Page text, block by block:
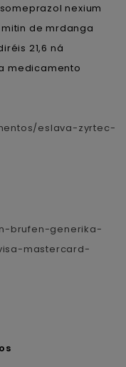
nexium
de mrdanga
21,6 ná
medicamento
eslava-zyrtec-
brufen-generika-
mastercard-